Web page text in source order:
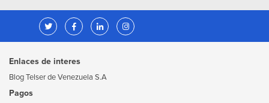
Enlaces de interes
Blog Telser de Venezuela S.A
Pagos